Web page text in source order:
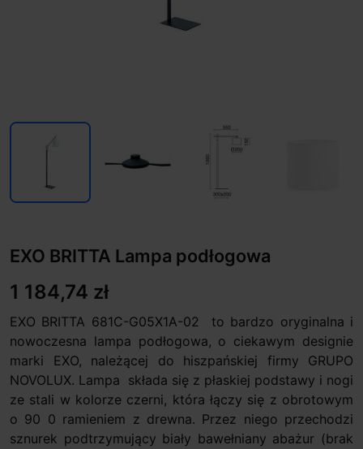
EXO BRITTA Lampa podłogowa
1 184,74 zł
EXO BRITTA 681C-G05X1A-02 to bardzo oryginalna i
nowoczesna lampa podłogowa, o ciekawym designie
marki EXO, należącej do hiszpańskiej firmy GRUPO
NOVOLUX. Lampa składa się z płaskiej podstawy i nogi
ze stali w kolorze czerni, która łączy się z obrotowym
o 90 0 ramieniem z drewna. Przez niego przechodzi
sznurek podtrzymujący biały bawełniany abażur (brak